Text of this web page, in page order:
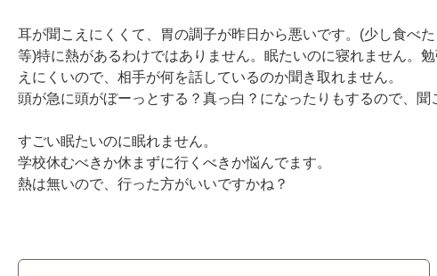
耳が聞こえにくくて、胃の調子が昨日から悪いです。(少し食べ
等)特に熱があるわけではありません。眠たいのに寝れません。
えにくいので、相手が何を話しているのか聞き取れません。
頭が急に頭がぼーっとする？真っ白？になったりもするので、聞
すごい眠たいのに眠れません。
学校休むべきか休まずに行くべきか悩んでます。
熱は無いので、行った方がいいですかね？